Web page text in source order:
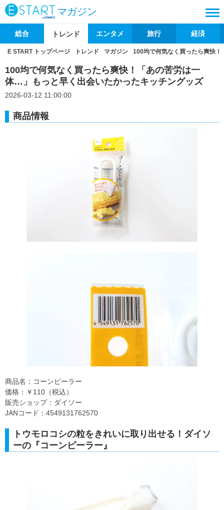
マガジン
総合 トレンド エンタメ 旅行 経済
E START トップページ トレンド マガジン 100均で何気なく買ったら爽快
100均で何気なく買ったら爽快！「あの苦労は一
体…」もっと早く出会いたかったキッチングッズ
2026-03-12 11:00:00
商品情報
商品名：コーンピーラー
価格：￥110（税込）
販売ショップ：ダイソー
JANコード：4549131762570
トウモロコシの粒をきれいに取り出せる！ダイソ
ーの『コーンピーラー』